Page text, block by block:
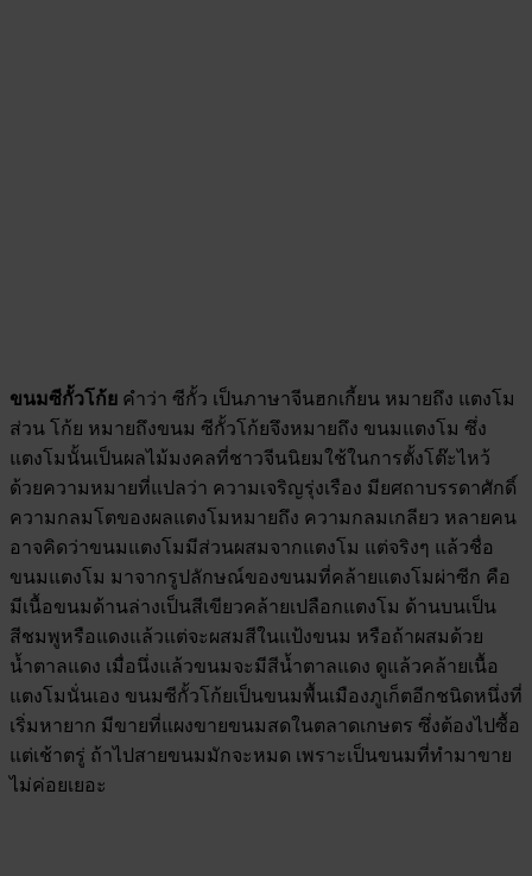
ขนมซีกั้วโก้ย คำว่า ซีกั้ว เป็นภาษาจีนฮกเกี้ยน หมายถึง แตงโม
ส่วน โก้ย หมายถึงขนม ซีกั้วโก้ยจึงหมายถึง ขนมแตงโม ซึ่ง
แตงโมนั้นเป็นผลไม้มงคลที่ชาวจีนนิยมใช้ในการตั้งโต๊ะไหว้
ด้วยความหมายที่แปลว่า ความเจริญรุ่งเรือง มียศถาบรรดาศักดิ์
ความกลมโตของผลแตงโมหมายถึง ความกลมเกลียว หลายคน
อาจคิดว่าขนมแตงโมมีส่วนผสมจากแตงโม แต่จริงๆ แล้วชื่อ
ขนมแตงโม มาจากรูปลักษณ์ของขนมที่คล้ายแตงโมผ่าซีก คือ
มีเนื้อขนมด้านล่างเป็นสีเขียวคล้ายเปลือกแตงโม ด้านบนเป็น
สีชมพูหรือแดงแล้วแต่จะผสมสีในแป้งขนม หรือถ้าผสมด้วย
น้ำตาลแดง เมื่อนึ่งแล้วขนมจะมีสีน้ำตาลแดง ดูแล้วคล้ายเนื้อ
แตงโมนั่นเอง ขนมซีกั้วโก้ยเป็นขนมพื้นเมืองภูเก็ตอีกชนิดหนึ่งที่
เริ่มหายาก มีขายที่แผงขายขนมสดในตลาดเกษตร ซึ่งต้องไปซื้อ
แต่เช้าตรู่ ถ้าไปสายขนมมักจะหมด เพราะเป็นขนมที่ทำมาขาย
ไม่ค่อยเยอะ